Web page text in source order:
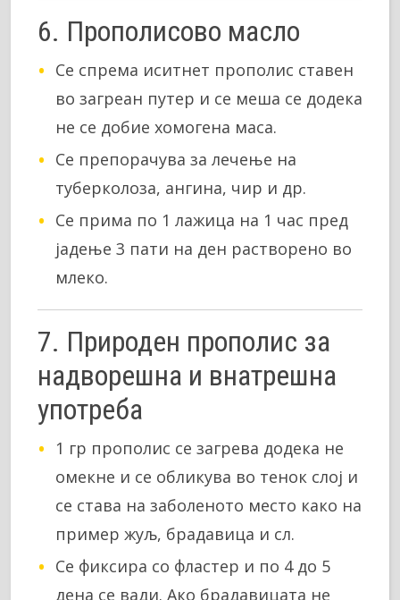
6. Прополисово масло
Се спрема иситнет прополис ставен
во загреан путер и се меша се додека
не се добие хомогена маса.
Се препорачува за лечење на
туберколоза, ангина, чир и др.
Се прима по 1 лажица на 1 час пред
јадење 3 пати на ден растворено во
млеко.
7. Природен прополис за
надворешна и внатрешна
употреба
1 гр прополис се загрева додека не
омекне и се обликува во тенок слој и
се става на заболеното место како на
пример жуљ, брадавица и сл.
Се фиксира со фластер и по 4 до 5
дена се вади. Ако брадавицата не